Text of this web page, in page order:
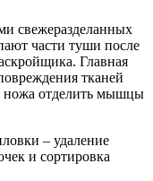
свежеразделанных
части туши после
Главная
тканей
ножа отделить мышцы
– удаление
и сортировка